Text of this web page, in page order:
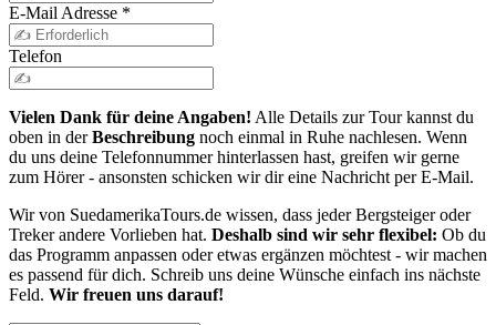
E-Mail Adresse *
Telefon
Vielen Dank für deine Angaben! Alle Details zur Tour kannst du
oben in derBeschreibung noch einmal in Ruhe nachlesen. Wenn
du uns deine Telefonnummer hinterlassen hast, greifen wir gerne
zum Hörer - ansonsten schicken wir dir eine Nachricht per E-Mail.
Wir von SuedamerikaTours.de wissen, dass jeder Bergsteiger oder
Treker andere Vorlieben hat. Deshalb sind wir sehr flexibel: Ob du
das Programm anpassen oder etwas ergänzen möchtest - wir machen
es passend für dich. Schreib uns deine Wünsche einfach ins nächste
Feld. Wir freuen uns darauf!